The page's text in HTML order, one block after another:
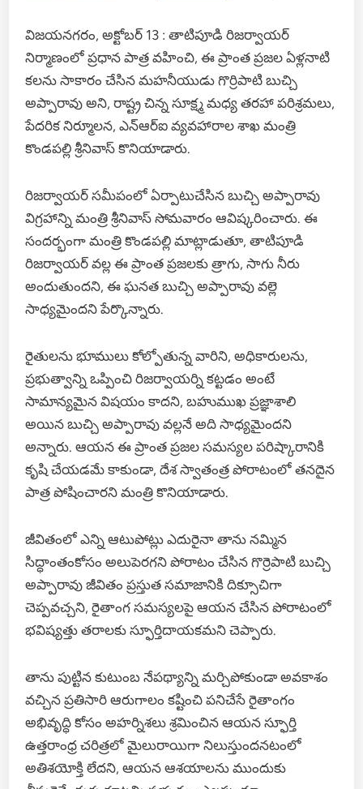
విజయనగరం, అక్టోబర్ 13 : తాటిపూడి రిజర్వాయర్
నిర్మాణంలో ప్రధాన పాత్ర వహించి, ఈ ప్రాంత ప్రజల ఏళ్లనాటి
కలను సాకారం చేసిన మహనీయుడు గొర్రిపాటి బుచ్చి
అప్పారావు అని, రాష్ట్ర చిన్న సూక్ష్మ మధ్య తరహా పరిశ్రమలు,
పేదరిక నిర్మూలన, ఎన్ఆర్ఐ వ్యవహారాల శాఖ మంత్రి
కొండపల్లి శ్రీనివాస్ కొనియాడారు.
రిజర్వాయర్ సమీపంలో ఏర్పాటుచేసిన బుచ్చి అప్పారావు
విగ్రహాన్ని మంత్రి శ్రీనివాస్ సోమవారం ఆవిష్కరించారు. ఈ
సందర్భంగా మంత్రి కొండపల్లి మాట్లాడుతూ, తాటిపూడి
రిజర్వాయర్ వల్ల ఈ ప్రాంత ప్రజలకు త్రాగు, సాగు నీరు
అందుతుందని, ఈ ఘనత బుచ్చి అప్పారావు వల్లె
సాధ్యమైందని పేర్కొన్నారు.
రైతులను భూములు కోల్పోతున్న వారిని, అధికారులను,
ప్రభుత్వాన్ని ఒప్పించి రిజర్వాయర్ని కట్టడం అంటే
సామాన్యమైన విషయం కాదని, బహుముఖ ప్రజ్ఞాశాలి
అయిన బుచ్చి అప్పారావు వల్లనే అది సాధ్యమైందని
అన్నారు. ఆయన ఈ ప్రాంత ప్రజల సమస్యల పరిష్కారానికి
కృషి చేయడమే కాకుండా, దేశ స్వాతంత్ర పోరాటంలో తనదైన
పాత్ర పోషించారని మంత్రి కొనియాడారు.
జీవితంలో ఎన్ని ఆటుపోట్లు ఎదురైనా తాను నమ్మిన
సిద్ధాంతంకోసం అలుపెరగని పోరాటం చేసిన గొర్రెపాటి బుచ్చి
అప్పారావు జీవితం ప్రస్తుత సమాజానికి దిక్సూచిగా
చెప్పవచ్చని, రైతాంగ సమస్యలపై ఆయన చేసిన పోరాటంలో
భవిష్యత్తు తరాలకు స్ఫూర్తిదాయకమని చెప్పారు.
తాను పుట్టిన కుటుంబ నేపథ్యాన్ని మర్చిపోకుండా అవకాశం
వచ్చిన ప్రతిసారి ఆరుగాలం కష్టించి పనిచేసే రైతాంగం
అభివృద్ధి కోసం అహర్నిశలు శ్రమించిన ఆయన స్ఫూర్తి
ఉత్తరాంధ్ర చరిత్రలో మైలురాయిగా నిలుస్తుందనటంలో
అతిశయోక్తి లేదని, ఆయన ఆశయాలను ముందుకు